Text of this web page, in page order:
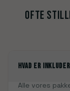
Ofte
Hvad er
Alle vores